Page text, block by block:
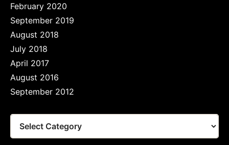
February 2020
September 2019
August 2018
July 2018
April 2017
August 2016
September 2012